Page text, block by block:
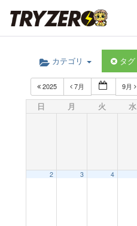
カテゴリ タグ
2025 7月 9月
日 月 火 水
2 3 4